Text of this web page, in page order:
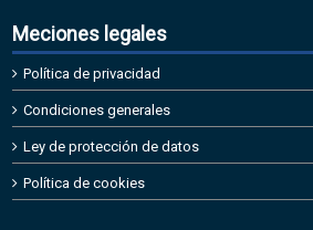
Meciones legales
Política de privacidad
Condiciones generales
Ley de protección de datos
Política de cookies